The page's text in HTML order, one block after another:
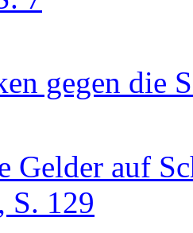
gegen die
Gelder auf
S. 129